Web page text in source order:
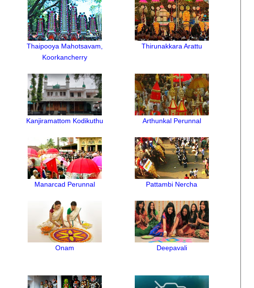
Thaipooya Mahotsavam,
Koorkancherry
Thirunakkara Arattu
Kanjiramattom Kodikuthu Arthunkal Perunnal
Manarcad Perunnal Pattambi Nercha
Onam Deepavali